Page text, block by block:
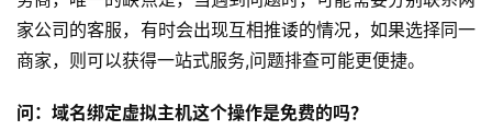
家公司的客服，有时会出现互相推诿的情况，如果选择同一
商家，则可以获得一站式服务,问题排查可能更便捷。
问：域名绑定虚拟主机这个操作是免费的吗？